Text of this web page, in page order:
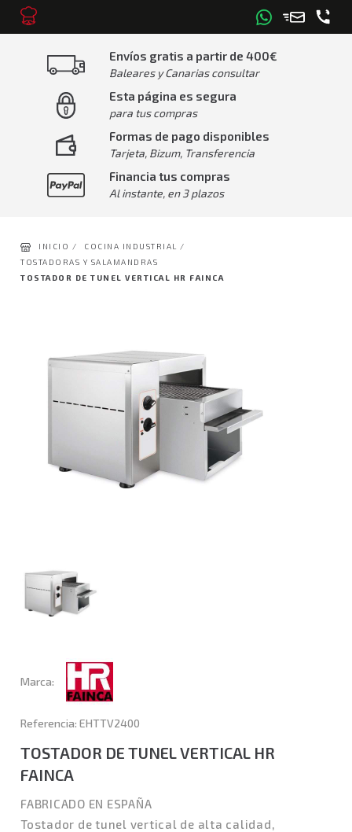
Envíos gratis a partir de 400€
Baleares y Canarias consultar
Esta página es segura
para tus compras
Formas de pago disponibles
Tarjeta, Bizum, Transferencia
Financia tus compras
Al instante, en 3 plazos
INICIO /
COCINA INDUSTRIAL /
TOSTADORAS Y SALAMANDRAS
TOSTADOR DE TUNEL VERTICAL HR FAINCA
Marca:
Referencia: EHTTV2400
TOSTADOR DE TUNEL VERTICAL HR
FAINCA
FABRICADO EN ESPAÑA
Tostador de tunel vertical de alta calidad,